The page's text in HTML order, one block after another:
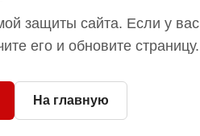
защиты сайта. Если у вас
его и обновите страницу.
На главную